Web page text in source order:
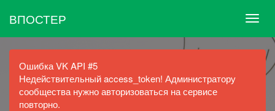
ВПОСТЕР
Ошибка VK API #5
Недействительный access_token! Администратору
сообщества нужно авторизоваться на сервисе
повторно.